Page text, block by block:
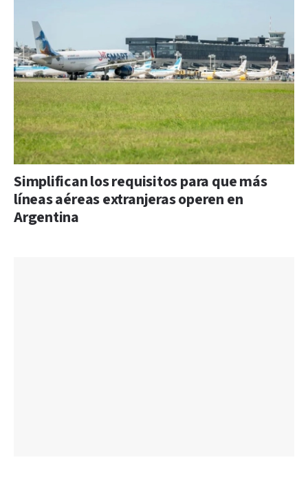
Simplifican los requisitos para que más
líneas aéreas extranjeras operen en
Argentina